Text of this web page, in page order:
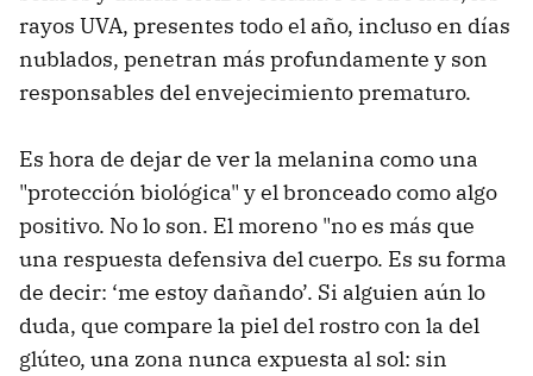
rayos UVA, presentes todo el año, incluso en días
nublados, penetran más profundamente y son
responsables del envejecimiento prematuro.
Es hora de dejar de ver la melanina como una
"protección biológica" y el bronceado como algo
positivo. No lo son. El moreno "no es más que
una respuesta defensiva del cuerpo. Es su forma
de decir: ‘me estoy dañando’. Si alguien aún lo
duda, que compare la piel del rostro con la del
glúteo, una zona nunca expuesta al sol: sin